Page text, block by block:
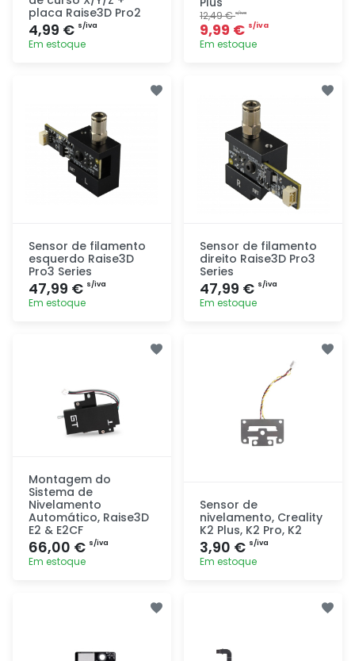
placa Raise3D Pro2
4,99 € s/iva
Em estoque
12,49 €s/iva
9,99 € s/iva
Em estoque
Sensor de filamento
esquerdo Raise3D
Pro3 Series
47,99 € s/iva
Em estoque
Sensor de filamento
direito Raise3D Pro3
Series
47,99 € s/iva
Em estoque
Montagem do
Sistema de
Nivelamento
Automático, Raise3D
E2 & E2CF
66,00 € s/iva
Em estoque
Sensor de
nivelamento, Creality
K2 Plus, K2 Pro, K2
3,90 € s/iva
Em estoque